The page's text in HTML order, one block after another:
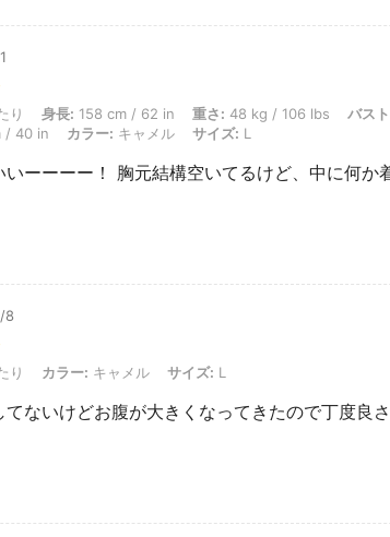
, 身長: 158 cm / 62 in, 重さ: 48 kg / 106 lbs, バスト: 96 cm /
り 身長: 158 cm / 62 in 重さ: 48 kg / 106 lbs バス
/ 40 in カラー: キャメル サイズ: L
いーーーー！ 胸元結構空いてるけど、中に何か
8
, カラー: キャメル, サイズ: L
り カラー: キャメル サイズ: L
てないけどお腹が大きくなってきたので丁度良